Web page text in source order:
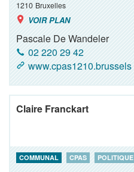
1210 Bruxelles
VOIR PLAN
Pascale De Wandeler
02 220 29 42
www.cpas1210.brussels
Claire Franckart
COMMUNAL CPAS POLITIQUE